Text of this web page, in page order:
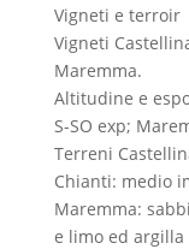
Vigneti e terroir
Vigneti
Maremma.
Altitudine e
S-SO exp;
Terreni
Chianti: medio
Maremma:
e limo ed